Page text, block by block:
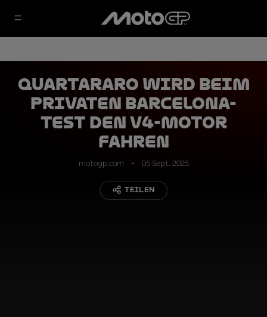
Quartararo wird beim
privaten Barcelona-
Test den V4-Motor
fahren
motogp.com 05 Sept. 2025
TEILEN